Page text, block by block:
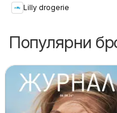
Lilly drogerie
Популярни